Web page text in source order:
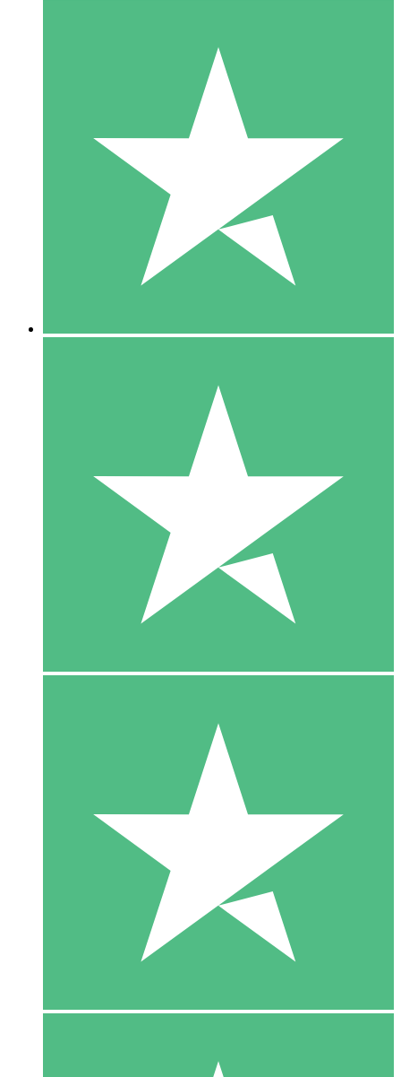
Paquetes de Créditos Individuales
Paga según el uso con créditos de descarga. Sin compromiso
10 00
10 Descargas
20 00